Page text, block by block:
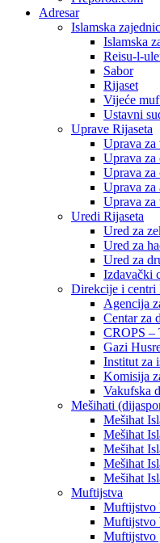
Adresar
Islamska
Islamska
Reisu-l-
Sabor
Rijaset
Vijeće
Ustavni
Uprave Rijaseta
Uprava za
Uprava za
Uprava za
Uprava za
Uprava za
Uredi Rijaseta
Ured za
Ured za
Ured za
Izdavački
Direkcije i centri
Agencija
Centar za
CROPS –
Gazi
Institut za
Komisija
Vakufska
Mešihati
Mešihat
Mešihat
Mešihat
Mešihat
Mešihat
Muftijstva
Muftijstvo
Muftijstvo
Muftijstvo